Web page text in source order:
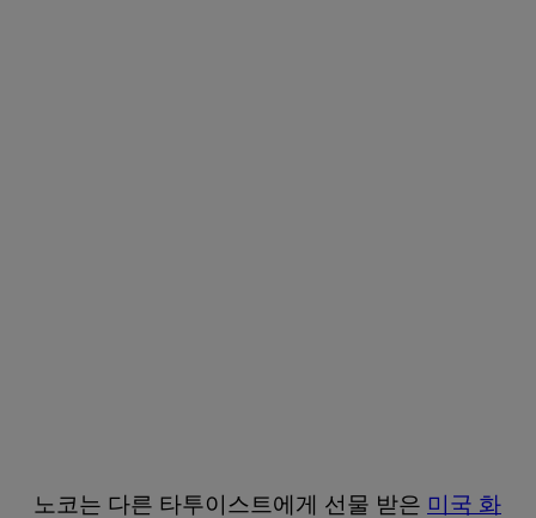
노코는 다른 타투이스트에게 선물 받은 미국 화